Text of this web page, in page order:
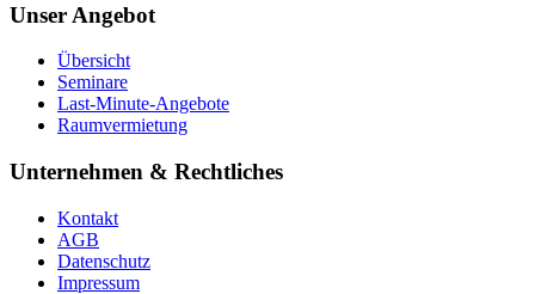
Unser Angebot
Übersicht
Seminare
Last-Minute-Angebote
Raumvermietung
Unternehmen & Rechtliches
Kontakt
AGB
Datenschutz
Impressum